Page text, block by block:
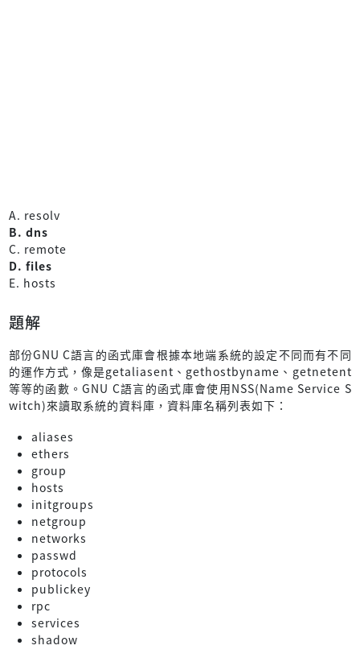
A. resolv
B. dns
C. remote
D. files
E. hosts
題解
部份GNU C語言的函式庫會根據本地端系統的設定不同而有不同
的運作方式，像是getaliasent、gethostbyname、getnetent
等等的函數。GNU C語言的函式庫會使用NSS(Name Service S
witch)來讀取系統的資料庫，資料庫名稱列表如下：
aliases
ethers
group
hosts
initgroups
netgroup
networks
passwd
protocols
publickey
rpc
services
shadow